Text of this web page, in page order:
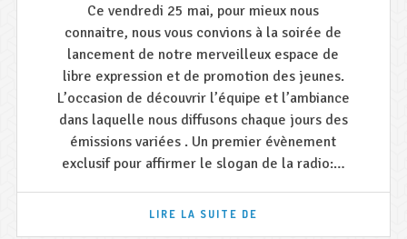
Ce vendredi 25 mai, pour mieux nous
connaitre, nous vous convions à la soirée de
lancement de notre merveilleux espace de
libre expression et de promotion des jeunes.
L’occasion de découvrir l’équipe et l’ambiance
dans laquelle nous diffusons chaque jours des
émissions variées . Un premier évènement
exclusif pour affirmer le slogan de la radio:…
LIRE LA SUITE DE